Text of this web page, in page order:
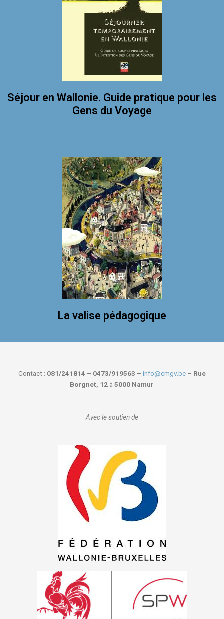
Séjour en Wallonie. Guide pratique pour les
Gens du Voyage
La valise pédagogique
Contact : 081/241814 – 0473/919563 – info@cmgv.be– Rue
Borgnet, 12 à 5000 Namur
Avec le soutien de